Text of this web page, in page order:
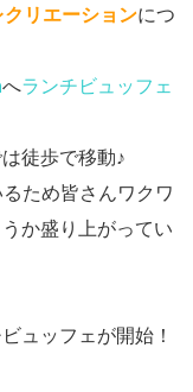
クリエーションにつ
へランチビュッフェ
徒歩で移動♪
ため皆さんワクワ
か盛り上がってい
ュッフェが開始！